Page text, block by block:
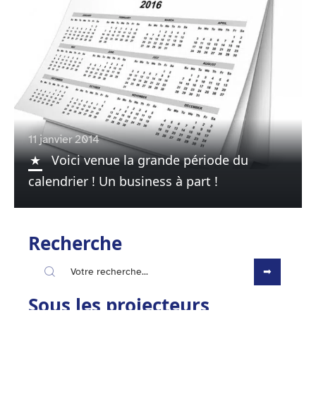
11 janvier 2014
Voici venue la grande période du
calendrier ! Un business à part !
Recherche
Sous les projecteurs